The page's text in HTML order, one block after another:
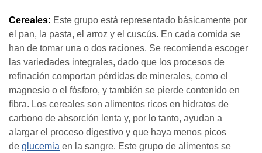
Cereales: Este grupo está representado básicamente por
el pan, la pasta, el arroz y el cuscús. En cada comida se
han de tomar una o dos raciones. Se recomienda escoger
las variedades integrales, dado que los procesos de
refinación comportan pérdidas de minerales, como el
magnesio o el fósforo, y también se pierde contenido en
fibra. Los cereales son alimentos ricos en hidratos de
carbono de absorción lenta y, por lo tanto, ayudan a
alargar el proceso digestivo y que haya menos picos
de glucemia en la sangre. Este grupo de alimentos se